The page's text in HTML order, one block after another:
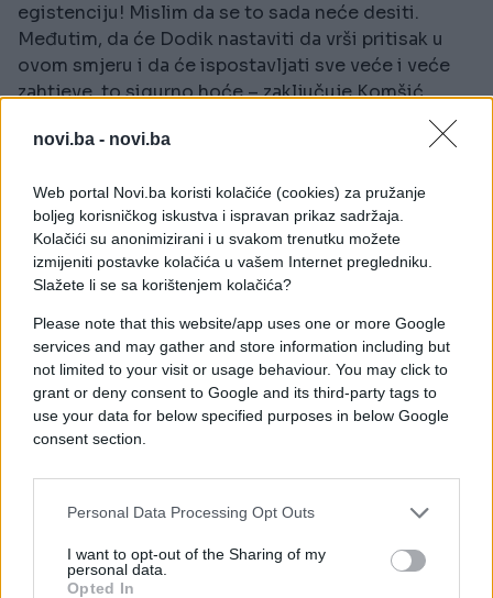
novi.ba - novi.ba
Web portal Novi.ba koristi kolačiće (cookies) za pružanje
boljeg korisničkog iskustva i ispravan prikaz sadržaja.
Kolačići su anonimizirani i u svakom trenutku možete
izmijeniti postavke kolačića u vašem Internet pregledniku.
Slažete li se sa korištenjem kolačića?
Please note that this website/app uses one or more Google
services and may gather and store information including but
not limited to your visit or usage behaviour. You may click to
grant or deny consent to Google and its third-party tags to
use your data for below specified purposes in below Google
consent section.
Personal Data Processing Opt Outs
I want to opt-out of the Sharing of my
personal data.
Opted In
egistenciju! Mislim da se to sada neće desiti.
Međutim, da će Dodik nastaviti da vrši pritisak u
ovom smjeru i da će ispostavljati sve veće i veće
zahtjeve, to sigurno hoće – zaključuje Komšić.
Osim što je izjavio da Hrvate nagovara da sa Srbima
intervjuu za beogradsku Politiku upitao šta će se
desiti kada se svi ljudi iz RS-a vrate u institucije
RS-a.
Mislite li da ne radimo na tome? Radimo, i nismo
daleko od te odluke. Nemojte nas isprobavati,
preporučujem da razgovaramo. Nemojte da se
igrate s imovinom, povući ćemo sve ljude. Možete
da probate, ali bolje nemojte – rekao je Dodik te
ponovio da pitanje imovine neće biti rješavano u
sporazumu nije tako određeno.